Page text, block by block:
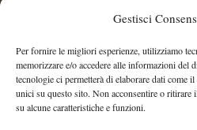
Gestisci
Per fornire le migliori esperienze, utilizziamo
memorizzare e/o accedere alle informazioni del
tecnologie ci permetterà di elaborare dati come
unici su questo sito. Non acconsentire o ritirare
su alcune caratteristiche e funzioni.
Di Spade e di Eroi – Storie di